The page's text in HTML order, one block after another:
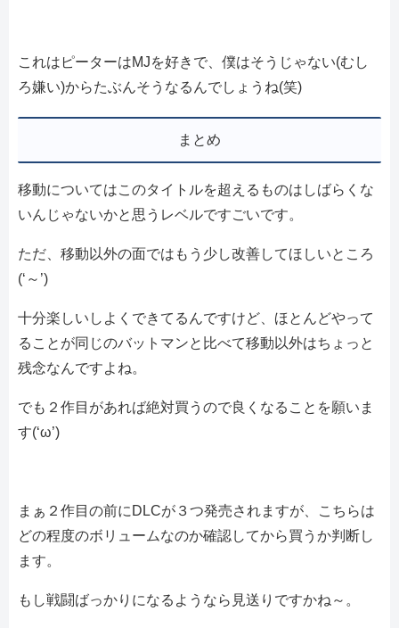
これはピーターはMJを好きで、僕はそうじゃない(むし
ろ嫌い)からたぶんそうなるんでしょうね(笑)
まとめ
移動についてはこのタイトルを超えるものはしばらくな
いんじゃないかと思うレベルですごいです。
ただ、移動以外の面ではもう少し改善してほしいところ
(‘～’)
十分楽しいしよくできてるんですけど、ほとんどやって
ることが同じのバットマンと比べて移動以外はちょっと
残念なんですよね。
でも２作目があれば絶対買うので良くなることを願いま
す(‘ω’)
まぁ２作目の前にDLCが３つ発売されますが、こちらは
どの程度のボリュームなのか確認してから買うか判断し
ます。
もし戦闘ばっかりになるようなら見送りですかね～。